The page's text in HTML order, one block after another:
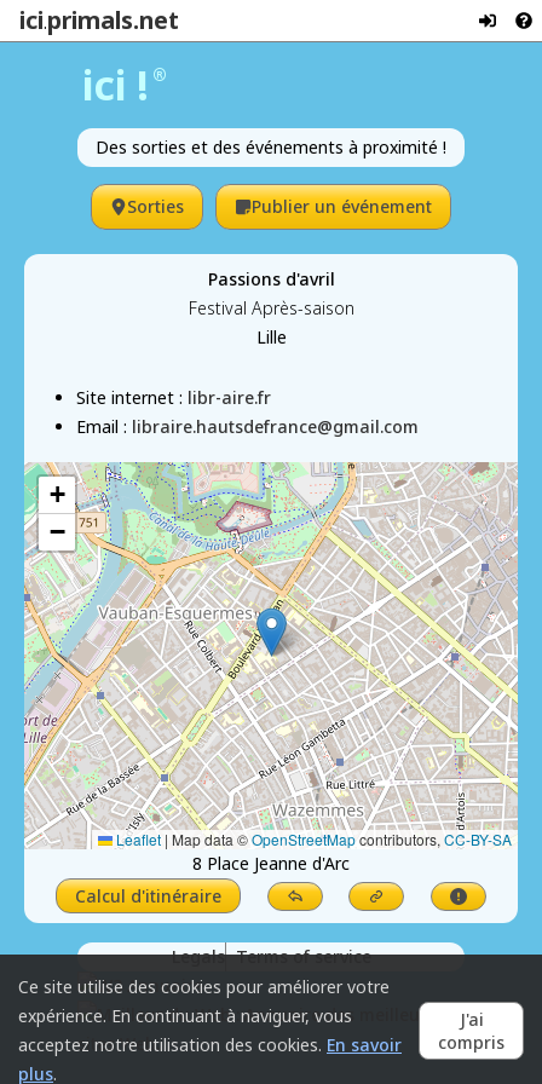
ici.primals.net
ici ! ®
Des sorties et des événements à proximité !
Sorties Publier un événement
Passions d'avril
Festival Après-saison
Lille
Site internet : libr-aire.fr
Email : libraire.hautsdefrance@gmail.com
+
−
Leaflet | Map data ©OpenStreetMapcontributors, CC-BY-SA
8 Place Jeanne d'Arc
Calcul d'itinéraire
Legals Terms of service
Ce site utilise des cookies pour améliorer votre
expérience. En continuant à naviguer, vous
acceptez notre utilisation des cookies. En savoir
plus.
J'ai
compris